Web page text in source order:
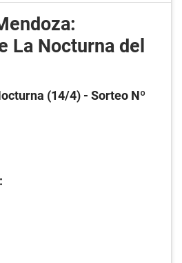
La Nocturna del
(14/4) - Sorteo Nº